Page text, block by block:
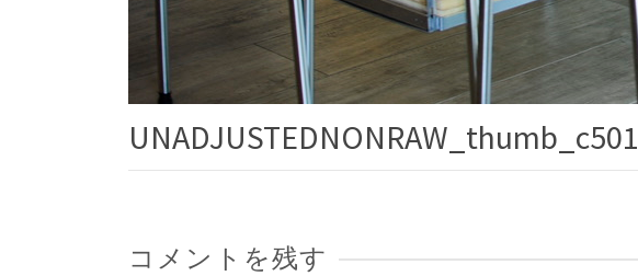
UNADJUSTEDNONRAW_thumb_c501
コメントを残す